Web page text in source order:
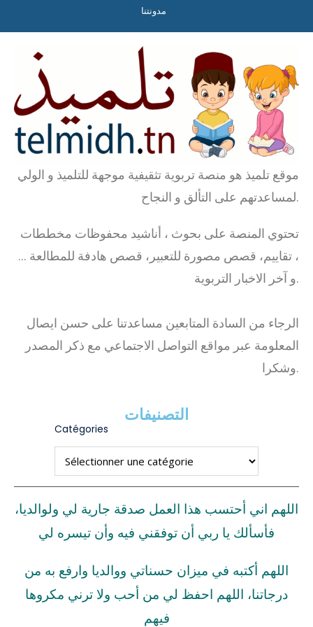
مدونتنا
موقع تلميذ هو منصة تربوية تثقيفية موجهة للتلميذ و الولي
لمساعدتهم على التألق و النجاح.
تحتوي المنصة على بحوث ، أناشيد محفوظات مخططات
، تقاييم، قصص مصورة للتعبير، قصص هادفة للمطالعة …
و آخر الاخبار التربوية.
الرجاء من السادة المتابعين مساعدتنا على حسن ايصال
المعلومة عبر مواقع التواصل الاجتماعي مع ذكر المصدر
وشكرا.
التصنيفات
Catégories
اللهم اني أحتسب هذا العمل صدقة جارية لي ولوالديا،
فأسألك يا ربي أن توفقني فيه وأن تيسره لي
اللهم أكتبه في ميزان حسناتي ووالديا وارفع به من
درجاتنا، اللهم احفظ لي من أحب ولا ترني مكروها
فيهم